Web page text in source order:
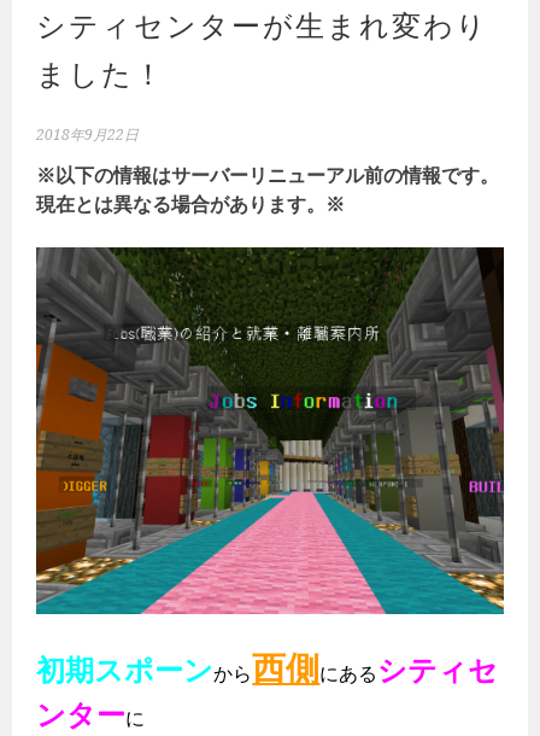
シティセンターが生まれ変わり
ました！
2018年9月22日
※以下の情報はサーバーリニューアル前の情報です。
現在とは異なる場合があります。※
初期スポーンから西側にある シティセ
ンターに